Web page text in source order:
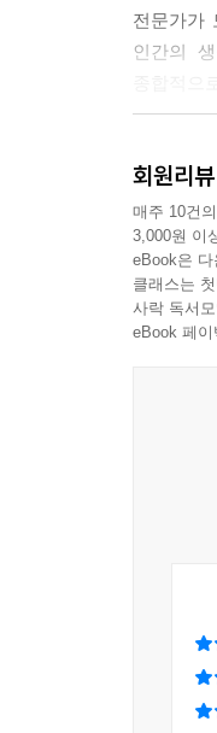
전문가가
인간의
저출산은
1. 진화학
“출산 의
모든 생
민감하
나타난
이상으
탄수화
회원리뷰
매주 10건
3,000원 이
eBook은
클래스는
사락 독서
eBook 페